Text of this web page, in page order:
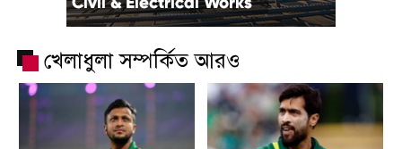
খেলাধুলা সম্পর্কিত আরও